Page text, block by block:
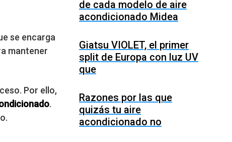
se encarga
mantener
Por ello,
.
de cada modelo de aire
acondicionado Midea
Giatsu VIOLET, el primer
split de Europa con luz UV
que
Razones por las que
quizás tu aire
acondicionado no